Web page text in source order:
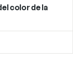
color de la